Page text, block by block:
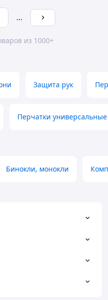
...
из 1000+
Защита рук
Перчатки
Бинокли, монокли